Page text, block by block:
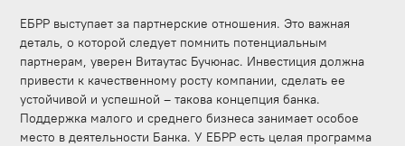
ЕБРР выступает за партнерские отношения. Это важная
деталь, о которой следует помнить потенциальным
партнерам, уверен Витаутас Бучюнас. Инвестиция должна
привести к качественному росту компании, сделать ее
устойчивой и успешной – такова концепция банка.
Поддержка малого и среднего бизнеса занимает особое
место в деятельности Банка. У ЕБРР есть целая программа